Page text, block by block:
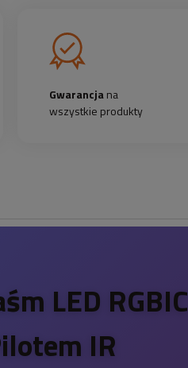
Gwarancjana
wszystkie produkty
LED RGBIC
IR